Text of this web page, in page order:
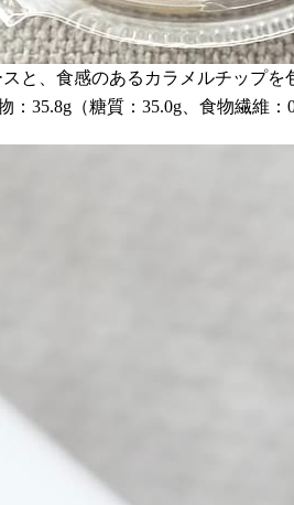
、食感のあるカラメルチップを
35.8g（糖質：35.0g、食物繊維：